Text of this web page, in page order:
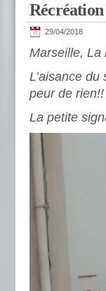
Récréation
29/04/2018
Marseille, La
L’aisance
peur de rien!!
La petite